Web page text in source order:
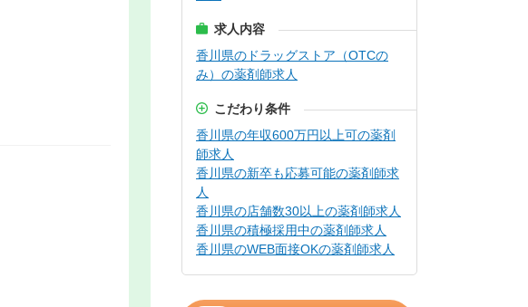
求人内容
香川県のドラッグストア（OTCの
み）の薬剤師求人
こだわり条件
香川県の年収600万円以上可の薬剤
師求人
香川県の新卒も応募可能の薬剤師求
人
香川県の店舗数30以上の薬剤師求人
香川県の積極採用中の薬剤師求人
香川県のWEB面接OKの薬剤師求人